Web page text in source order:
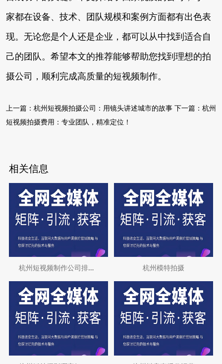
家都在设备、技术、团队规模和案例方面都有出色表
现。无论您是个人还是企业，都可以从中找到适合自
己的团队。希望本文的推荐能够帮助您找到理想的拍
摄公司，顺利完成高质量的短视频制作。
上一篇： 杭州短视频拍摄公司：用镜头讲述城市的故事 下一篇： 杭州
短视频拍摄费用：专业团队，精准定位！
相关信息
杭州短视频制作公司排行榜前十名，助您打造 杭州模特拍摄